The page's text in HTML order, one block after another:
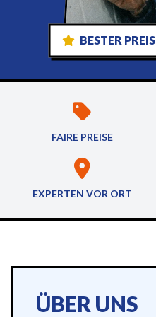
BESTER PREIS
FAIRE PREISE
EXPERTEN VOR ORT
ÜBER UNS